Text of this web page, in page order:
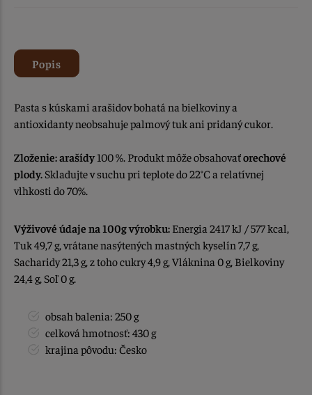
Popis
Pasta s kúskami arašidov bohatá na bielkoviny a
antioxidanty neobsahuje palmový tuk ani pridaný cukor.
Zloženie:arašídy100 %. Produkt môže obsahovaťorechové
plody. Skladujte v suchu pri teplote do 22°C a relatívnej
vlhkosti do 70%.
Výživové údaje na 100g výrobku: Energia 2417 kJ / 577 kcal,
Tuk 49,7 g, vrátane nasýtených mastných kyselín 7,7 g,
Sacharidy 21,3 g, z toho cukry 4,9 g, Vláknina 0 g, Bielkoviny
24,4 g, Soľ 0 g.
obsah balenia: 250 g
celková hmotnosť: 430 g
krajina pôvodu: Česko